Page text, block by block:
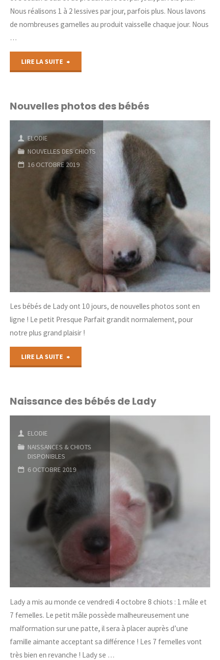
Nous réalisons 1 à 2 lessives par jour, parfois plus. Nous lavons
de nombreuses gamelles au produit vaisselle chaque jour. Nous
…
LIRE LA SUITE
vous
?"
Nouvelles photos des bébés
ELODIE
NOUVELLES DES CHIOTS
16 OCTOBRE 2019
Les bébés de Lady ont 10 jours, de nouvelles photos sont en
ligne ! Le petit Presque Parfait grandit normalement, pour
notre plus grand plaisir !
LIRE LA SUITE
des
bébés"
Naissance des bébés de Lady
ELODIE
NAISSANCES & CHIOTS
DISPONIBLES
6 OCTOBRE 2019
Lady a mis au monde ce vendredi 4 octobre 8 chiots : 1 mâle et
7 femelles. Le petit mâle possède malheureusement une
malformation sur une patte, il sera à placer auprès d’une
famille aimante acceptant sa différence ! Les 7 femelles vont
très bien en revanche ! Lady se …